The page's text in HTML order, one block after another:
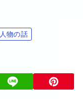
人物の話